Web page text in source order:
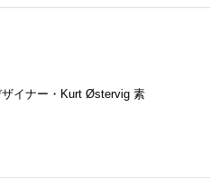
イナー・Kurt Østervig 素